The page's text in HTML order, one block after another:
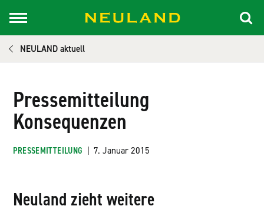
NEULAND aktuell
Pressemitteilung
Konsequenzen
PRESSEMITTEILUNG | 7. Januar 2015
Neuland zieht weitere